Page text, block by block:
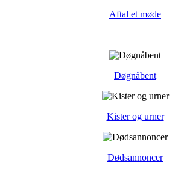
Aftal et møde
Døgnåbent
Kister og urner
Dødsannoncer